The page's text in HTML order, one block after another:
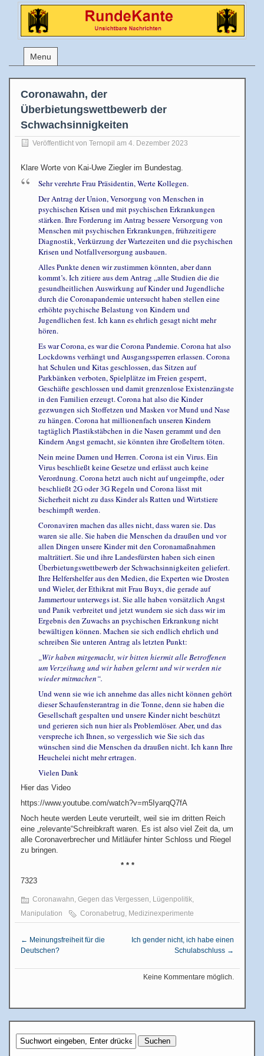
Menu
Coronawahn, der
Überbietungswettbewerb der
Schwachsinnigkeiten
Veröffentlicht von Ternopil am 4. Dezember 2023
Klare Worte von Kai-Uwe Ziegler im Bundestag.
Sehr verehrte Frau Präsidentin, Werte Kollegen.
Der Antrag der Union, Versorgung von Menschen in
psychischen Krisen und mit psychischen Erkrankungen
stärken. Ihre Forderung im Antrag bessere Versorgung von
Menschen mit psychischen Erkrankungen, frühzeitigere
Diagnostik, Verkürzung der Wartezeiten und die psychischen
Krisen und Notfallversorgung ausbauen.
Alles Punkte denen wir zustimmen könnten, aber dann
kommt’s. Ich zitiere aus dem Antrag „alle Studien die die
gesundheitlichen Auswirkung auf Kinder und Jugendliche
durch die Coronapandemie untersucht haben stellen eine
erhöhte psychische Belastung von Kindern und
Jugendlichen fest. Ich kann es ehrlich gesagt nicht mehr
hören.
Es war Corona, es war die Corona Pandemie. Corona hat also
Lockdowns verhängt und Ausgangssperren erlassen. Corona
hat Schulen und Kitas geschlossen, das Sitzen auf
Parkbänken verboten, Spielplätze im Freien gesperrt,
Geschäfte geschlossen und damit grenzenlose Existenzängste
in den Familien erzeugt. Corona hat also die Kinder
gezwungen sich Stoffetzen und Masken vor Mund und Nase
zu hängen. Corona hat millionenfach unseren Kindern
tagtäglich Plastikstäbchen in die Nasen gerammt und den
Kindern Angst gemacht, sie könnten ihre Großeltern töten.
Nein meine Damen und Herren. Corona ist ein Virus. Ein
Virus beschließt keine Gesetze und erlässt auch keine
Verordnung. Corona hetzt auch nicht auf ungeimpfte, oder
beschließt 2G oder 3G Regeln und Corona lässt mit
Sicherheit nicht zu dass Kinder als Ratten und Wirtstiere
beschimpft werden.
Coronaviren machen das alles nicht, dass waren sie. Das
waren sie alle. Sie haben die Menschen da draußen und vor
allen Dingen unsere Kinder mit den Coronamaßnahmen
malträtiert. Sie und ihre Landesfürsten haben sich einen
Überbietungswettbewerb der Schwachsinnigkeiten geliefert.
Ihre Helfershelfer aus den Medien, die Experten wie Drosten
und Wieler, der Ethikrat mit Frau Buyx, die gerade auf
Jammertour unterwegs ist. Sie alle haben vorsätzlich Angst
und Panik verbreitet und jetzt wundern sie sich dass wir im
Ergebnis den Zuwachs an psychischen Erkrankung nicht
bewältigen können. Machen sie sich endlich ehrlich und
schreiben Sie unteren Antrag als letzten Punkt:
„Wir haben mitgemacht, wir bitten hiermit alle Betroffenen
um Verzeihung und wir haben gelernt und wir werden nie
wieder mitmachen“.
Und wenn sie wie ich annehme das alles nicht können gehört
dieser Schaufensterantrag in die Tonne, denn sie haben die
Gesellschaft gespalten und unsere Kinder nicht beschützt
und gerieren sich nun hier als Problemlöser. Aber, und das
verspreche ich Ihnen, so vergesslich wie Sie sich das
wünschen sind die Menschen da draußen nicht. Ich kann Ihre
Heuchelei nicht mehr ertragen.
Vielen Dank
Hier das Video
https://www.youtube.com/watch?v=m5IyarqQ7fA
Noch heute werden Leute verurteilt, weil sie im dritten Reich
eine „relevante“Schreibkraft waren. Es ist also viel Zeit da, um
alle Coronaverbrecher und Mitläufer hinter Schloss und Riegel
zu bringen.
* * *
7323
Coronawahn, Gegen das Vergessen, Lügenpolitik,
Manipulation
Coronabetrug, Medizinexperimente
← Meinungsfreiheit für die
Deutschen?
Ich gender nicht, ich habe einen
Schulabschluss →
Keine Kommentare möglich.